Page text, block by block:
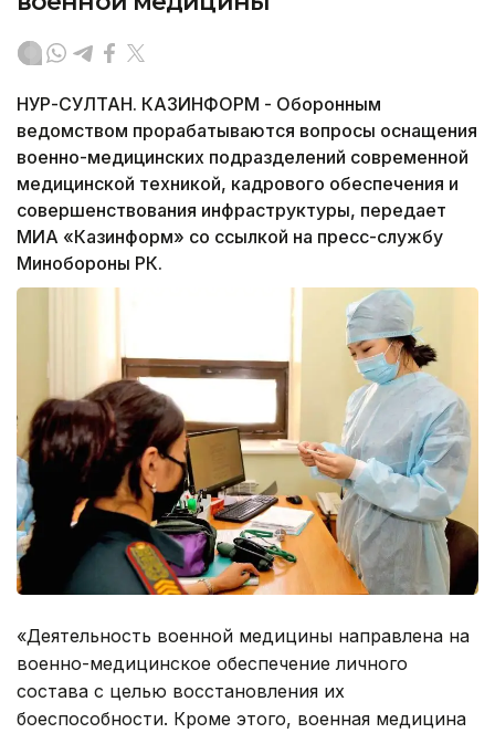
НУР-СУЛТАН. КАЗИНФОРМ - Оборонным
ведомством прорабатываются вопросы оснащения
военно-медицинских подразделений современной
медицинской техникой, кадрового обеспечения и
совершенствования инфраструктуры, передает
МИА «Казинформ» со ссылкой на пресс-службу
Минобороны РК.
«Деятельность военной медицины направлена на
военно-медицинское обеспечение личного
состава с целью восстановления их
боеспособности. Кроме этого, военная медицина